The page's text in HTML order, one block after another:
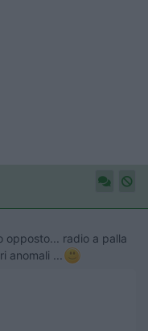
opposto... radio a palla
anomali ...